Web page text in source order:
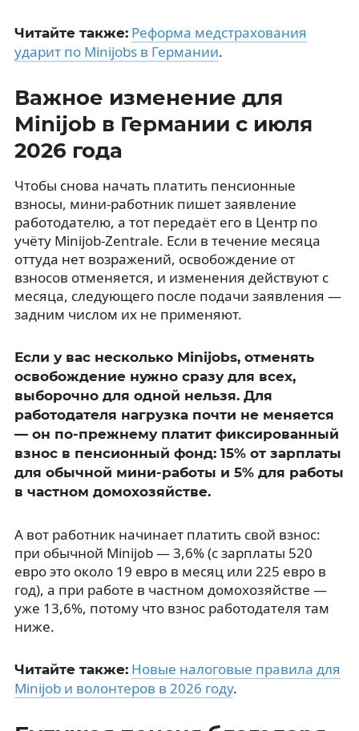
Читайте также: Реформа медстрахования
ударит по Minijobs в Германии.
Важное изменение для
Minijob в Германии с июля
2026 года
Чтобы снова начать платить пенсионные
взносы, мини-работник пишет заявление
работодателю, а тот передаёт его в Центр по
учёту Minijob-Zentrale. Если в течение месяца
оттуда нет возражений, освобождение от
взносов отменяется, и изменения действуют с
месяца, следующего после подачи заявления —
задним числом их не применяют.
Если у вас несколько Minijobs, отменять
освобождение нужно сразу для всех,
выборочно для одной нельзя. Для
работодателя нагрузка почти не меняется
— он по-прежнему платит фиксированный
взнос в пенсионный фонд: 15% от зарплаты
для обычной мини-работы и 5% для работы
в частном домохозяйстве.
А вот работник начинает платить свой взнос:
при обычной Minijob — 3,6% (с зарплаты 520
евро это около 19 евро в месяц или 225 евро в
год), а при работе в частном домохозяйстве —
уже 13,6%, потому что взнос работодателя там
ниже.
Читайте также: Новые налоговые правила для
Minijob и волонтеров в 2026 году.